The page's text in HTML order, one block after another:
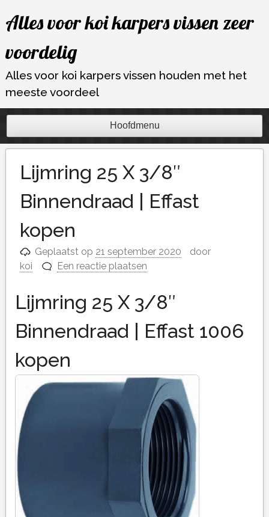
naar
inhoud
Alles voor koi karpers vissen zeer
voordelig
Alles voor koi karpers vissen houden met het
meeste voordeel
Hoofdmenu
Lijmring 25 X 3/8″
Binnendraad | Effast
kopen
Geplaatst op 21 september 2020
door
koi
Een reactie plaatsen
Lijmring 25 X 3/8″
Binnendraad | Effast 1006
kopen